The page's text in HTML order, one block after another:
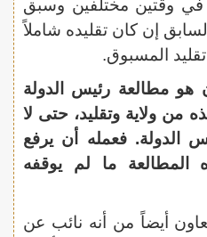
في وقتين مختلفين وسبق
إن كان تقليده شاملاً
المسبوق.
هو مطالعة رئيس الدولة
من ولاية وتقليد، حتى لا
الدولة. فعمله أن يرفع
المطالعة ما لم يوقفه
أيضاً من أنه نائب عن